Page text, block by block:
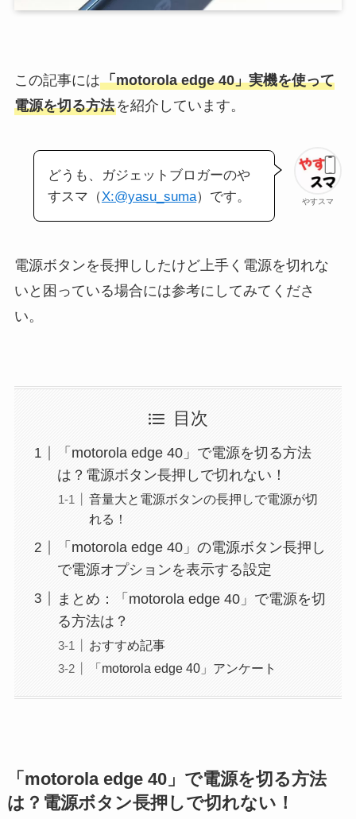
この記事には「motorola edge 40」実機を使って
電源を切る方法を紹介しています。
やすスマ
どうも、ガジェットブロガーのや
すスマ（X:@yasu_suma）です。
電源ボタンを長押ししたけど上手く電源を切れな
いと困っている場合には参考にしてみてくださ
い。
目次
「motorola edge 40」で電源を切る方法
は？電源ボタン長押しで切れない！
音量大と電源ボタンの長押しで電源が切
れる！
「motorola edge 40」の電源ボタン長押し
で電源オプションを表示する設定
まとめ：「motorola edge 40」で電源を切
る方法は？
おすすめ記事
「motorola edge 40」アンケート
「motorola edge 40」で電源を切る方法
は？電源ボタン長押しで切れない！